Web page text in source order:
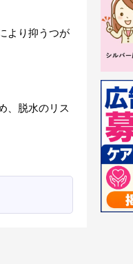
より抑うつが
、脱水のリス